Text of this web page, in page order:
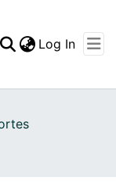
Log In